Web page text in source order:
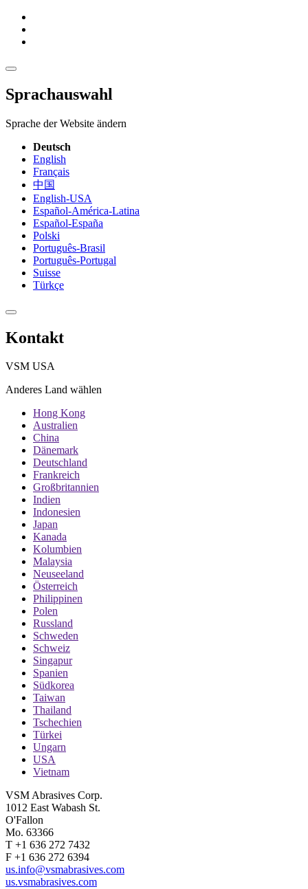
Sprachauswahl
Sprache der Website ändern
Deutsch
English
Français
中国
English-USA
Español-América-Latina
Español-España
Polski
Português-Brasil
Português-Portugal
Suisse
Türkçe
Kontakt
VSM USA
Anderes Land wählen
Hong Kong
Australien
China
Dänemark
Deutschland
Frankreich
Großbritannien
Indien
Indonesien
Japan
Kanada
Kolumbien
Malaysia
Neuseeland
Österreich
Philippinen
Polen
Russland
Schweden
Schweiz
Singapur
Spanien
Südkorea
Taiwan
Thailand
Tschechien
Türkei
Ungarn
USA
Vietnam
VSM Abrasives Corp.
1012 East Wabash St.
O'Fallon
Mo. 63366
T +1 636 272 7432
F +1 636 272 6394
us.info@vsmabrasives.com
us.vsmabrasives.com